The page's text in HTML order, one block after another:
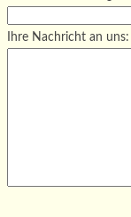
Ihre Nachricht an uns: